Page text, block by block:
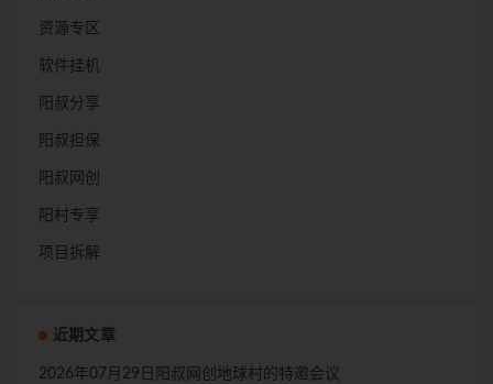
资源专区
软件挂机
阳叔分享
阳叔担保
阳叔网创
阳村专享
项目拆解
近期文章
2026年07月29日阳叔网创地球村的特邀会议